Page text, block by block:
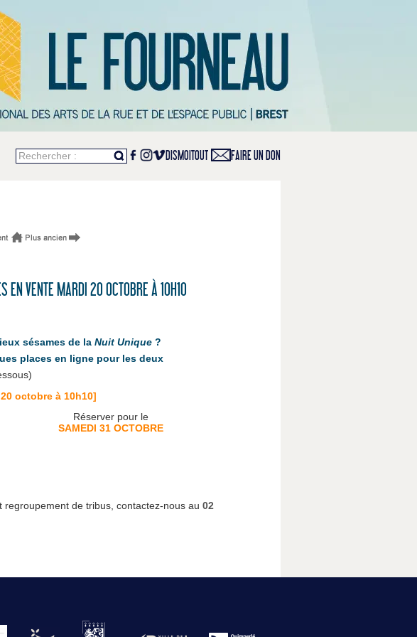
Rechercher : DISMOITOUT FAIRE UN DON
EN VENTE MARDI 20 OCTOBRE À 10H10
sésames de la Nuit Unique?
places en ligne pour les deux
octobre à 10h10]
Réserver pour le
SAMEDI 31 OCTOBRE
de tribus, contactez-nous au 02